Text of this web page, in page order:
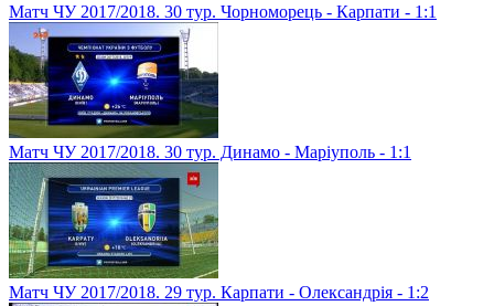
Матч ЧУ 2017/2018. 30 тур. Чорноморець - Карпати - 1:1
Матч ЧУ 2017/2018. 30 тур. Динамо - Маріуполь - 1:1
Матч ЧУ 2017/2018. 29 тур. Карпати - Олександрія - 1:2